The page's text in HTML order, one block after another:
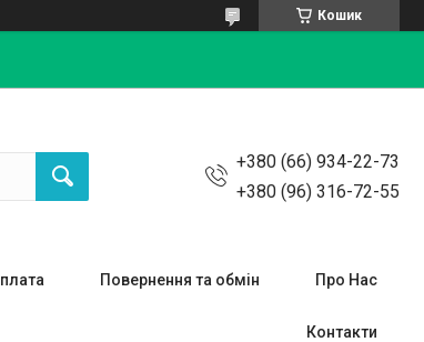
Кошик
+380 (66) 934-22-73
+380 (96) 316-72-55
Повернення та обмін Про Нас
Контакти